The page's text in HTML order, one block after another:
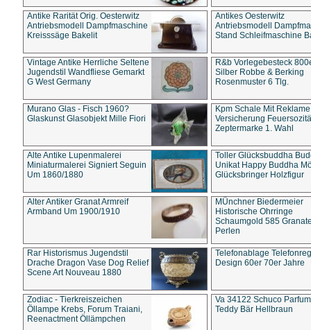
Antike Rarität Orig. Oesterwitz
Antriebsmodell Dampfmaschine
Kreisssäge Bakelit
Antikes Oesterwitz
Antriebsmodell
Stand Schleifmaschine
Vintage Antike Herrliche Seltene
Jugendstil Wandfliese Gemarkt
G West Germany
R&b Vorlegebesteck
Silber Robbe & Berking
Rosenmuster 6 Tlg.
Murano Glas - Fisch 1960?
Glaskunst Glasobjekt Mille Fiori
Kpm Schale Mit Reklame
Versicherung
Zeptermarke 1. Wahl
Alte Antike Lupenmalerei
Miniaturmalerei Signiert Seguin
Um 1860/1880
Toller Glücksbuddha
Unikat Happy Buddha
Glücksbringer Holzfigur
Alter Antiker Granat Armreif
Armband Um 1900/1910
MÜnchner Biedermeier
Historische Ohrringe
Schaumgold 585
Perlen
Rar Historismus Jugendstil
Drache Dragon Vase Dog Relief
Scene Art Nouveau 1880
Telefonablage
Design 60er 70er Jahre
Zodiac - Tierkreiszeichen
Öllampe Krebs, Forum Traiani,
Reenactment Öllämpchen
Va 34122 Schuco
Teddy Bär Hellbraun